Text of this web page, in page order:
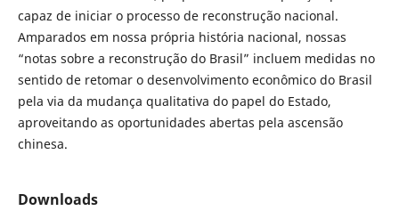
capaz de iniciar o processo de reconstrução nacional.
Amparados em nossa própria história nacional, nossas
“notas sobre a reconstrução do Brasil” incluem medidas no
sentido de retomar o desenvolvimento econômico do Brasil
pela via da mudança qualitativa do papel do Estado,
aproveitando as oportunidades abertas pela ascensão
chinesa.
Downloads